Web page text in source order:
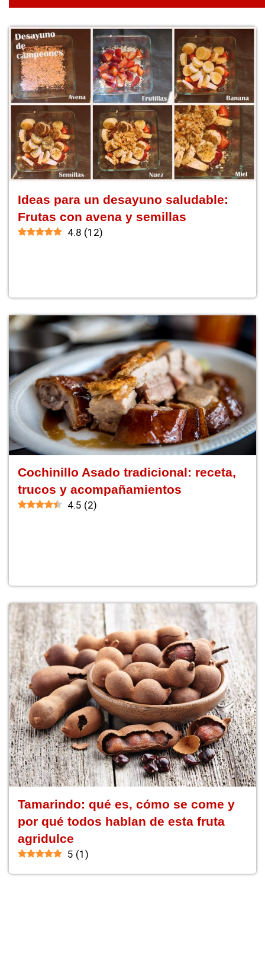
Ideas para un desayuno saludable:
Frutas con avena y semillas
4.8 (12)
Cochinillo Asado tradicional: receta,
trucos y acompañamientos
4.5 (2)
Tamarindo: qué es, cómo se come y
por qué todos hablan de esta fruta
agridulce
5 (1 )